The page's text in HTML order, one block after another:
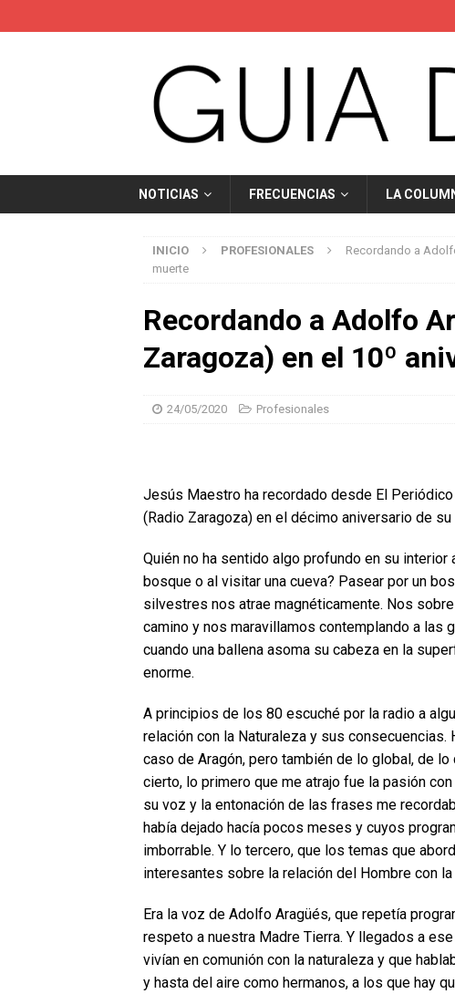
NOTICIAS FRECUENCIAS LA
INICIO PROFESIONALES
Recordando a
muerte
Recordando a Adolfo
Zaragoza) en el 10º
24/05/2020 Profesionales
Jesús Maestro ha recordado desde El
(Radio Zaragoza) en el décimo aniversario de
Quién no ha sentido algo profundo en su interior
bosque o al visitar una cueva? Pasear por un
silvestres nos atrae magnéticamente. Nos
camino y nos maravillamos contemplando a las
cuando una ballena asoma su cabeza en la
enorme.
A principios de los 80 escuché por la radio a
relación con la Naturaleza y sus
caso de Aragón, pero también de lo global, de
cierto, lo primero que me atrajo fue la pasión
su voz y la entonación de las frases me
había dejado hacía pocos meses y cuyos
imborrable. Y lo tercero, que los temas que
interesantes sobre la relación del Hombre con la
Era la voz de Adolfo Aragüés, que repetía
respeto a nuestra Madre Tierra. Y llegados a
vivían en comunión con la naturaleza y que
y hasta del aire como hermanos, a los que hay